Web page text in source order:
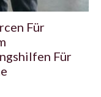
Für
Für